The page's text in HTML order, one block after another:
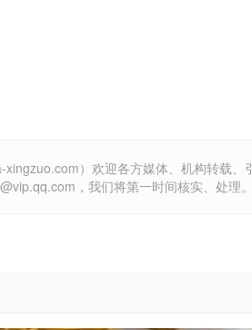
xingzuo.com）欢迎各方媒体、机构转载
，我们将第一时间核实、处理